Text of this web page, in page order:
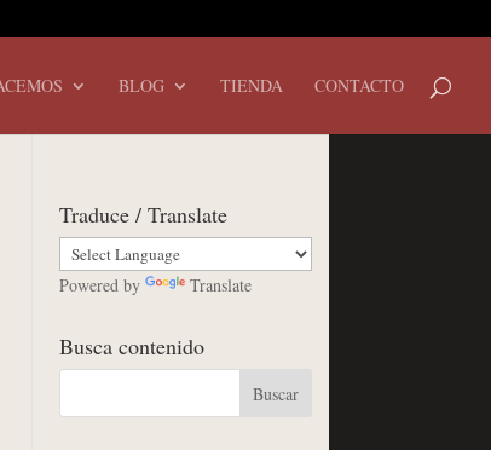
BLOG TIENDA CONTACTO
Traduce / Translate
Powered by Translate
Busca contenido